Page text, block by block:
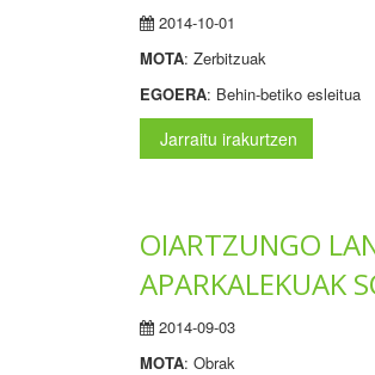
2014-10-01
MOTA: Zerbitzuak
EGOERA: Behin-betiko esleitua
Jarraitu irakurtzen
OIARTZUNGO
APARKALEKUAK
2014-09-03
MOTA: Obrak